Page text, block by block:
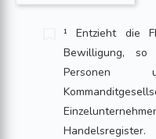
¹ Entzieht die
Bewilligung,
Personen
Handelsregister.